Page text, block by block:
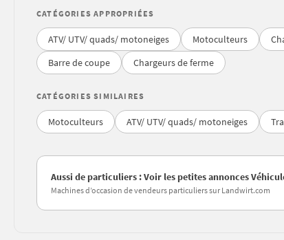
CATÉGORIES APPROPRIÉES
ATV/ UTV/ quads/ motoneiges Motoculteurs
Barre de coupe
Chargeurs de ferme
CATÉGORIES SIMILAIRES
Motoculteurs ATV/ UTV/ quads/ motoneiges
Aussi de particuliers : Voir les petites annonces
Machines d’occasion de vendeurs particuliers sur Landwirt.com